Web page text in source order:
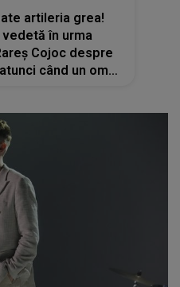
artileria grea!
în urma
Cojoc despre
când un om